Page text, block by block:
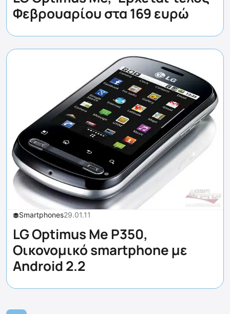
Φεβρουαρίου στα 169 ευρώ
Smartphones29.01.11
LG Optimus Me P350,
Οικονομικό smartphone με
Android 2.2